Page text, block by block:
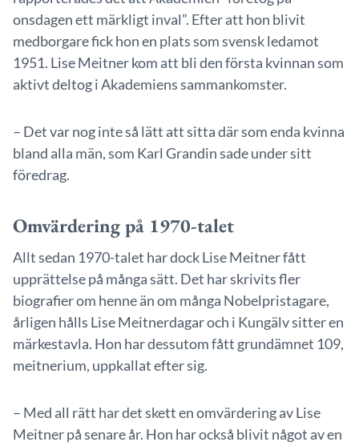
onsdagen ett märkligt inval”. Efter att hon blivit
medborgare fick hon en plats som svensk ledamot
1951. Lise Meitner kom att bli den första kvinnan som
aktivt deltog i Akademiens sammankomster.
– Det var nog inte så lätt att sitta där som enda kvinna
bland alla män, som Karl Grandin sade under sitt
föredrag.
Omvärdering på 1970-talet
Allt sedan 1970-talet har dock Lise Meitner fått
upprättelse på många sätt. Det har skrivits fler
biografier om henne än om många Nobelpristagare,
årligen hålls Lise Meitnerdagar och i Kungälv sitter en
märkestavla. Hon har dessutom fått grundämnet 109,
meitnerium, uppkallat efter sig.
– Med all rätt har det skett en omvärdering av Lise
Meitner på senare år. Hon har också blivit något av en